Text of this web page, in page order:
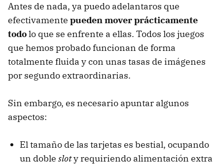
Antes de nada, ya puedo adelantaros que
efectivamente pueden mover prácticamente
todolo que se enfrente a ellas. Todos los juegos
que hemos probado funcionan de forma
totalmente fluida y con unas tasas de imágenes
por segundo extraordinarias.
Sin embargo, es necesario apuntar algunos
aspectos:
El tamaño de las tarjetas es bestial, ocupando
un doble sloty requiriendo alimentación extra